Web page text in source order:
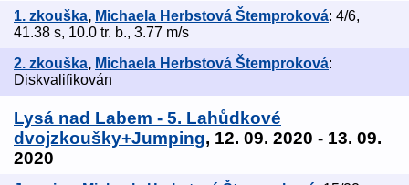
1. zkouška, Michaela Herbstová Štemproková: 4/6,
41.38 s, 10.0 tr. b., 3.77 m/s
2. zkouška, Michaela Herbstová Štemproková:
Diskvalifikován
Lysá nad Labem - 5. Lahůdkové
dvojzkoušky+Jumping, 12. 09. 2020 - 13. 09.
2020